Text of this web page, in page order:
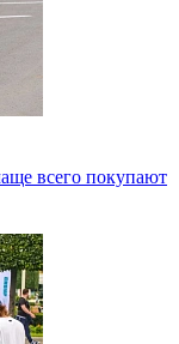
всего покупают